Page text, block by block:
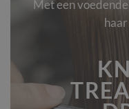
Met een